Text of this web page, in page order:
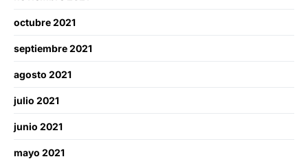
octubre 2021
septiembre 2021
agosto 2021
julio 2021
junio 2021
mayo 2021